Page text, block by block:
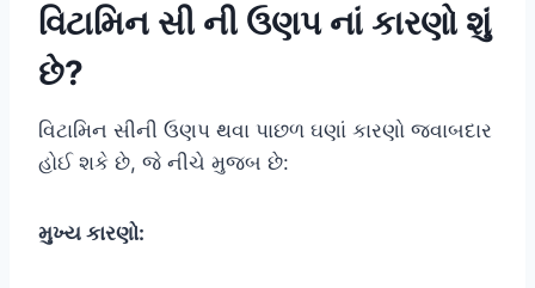
વિટામિન સી ની ઉણપ નાં કારણો શું
છે?
વિટામિન સીની ઉણપ થવા પાછળ ઘણાં કારણો જવાબદાર
હોઈ શકે છે, જે નીચે મુજબ છે:
મુખ્ય કારણો: